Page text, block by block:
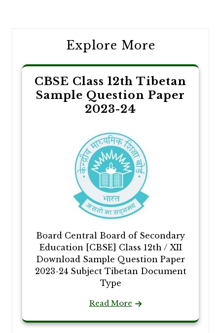
Explore More
CBSE Class 12th Tibetan
Sample Question Paper
2023-24
Board Central Board of Secondary
Education [CBSE] Class 12th / XII
Download Sample Question Paper
2023-24 Subject Tibetan Document
Type
Read More